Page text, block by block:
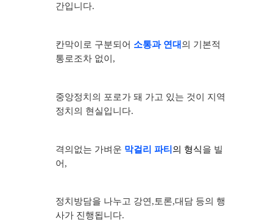
간입니다.
칸막이로 구분되어 소통과 연대 의 기본적
통로조차 없이,
중앙정치의 포로가 돼 가고 있는 것이 지역
정치의 현실입니다.
격의없는 가벼운 막걸리 파티 의 형식을 빌
어,
정치방담을 나누고 강연,토론,대담 등의 행
사가 진행됩니다.